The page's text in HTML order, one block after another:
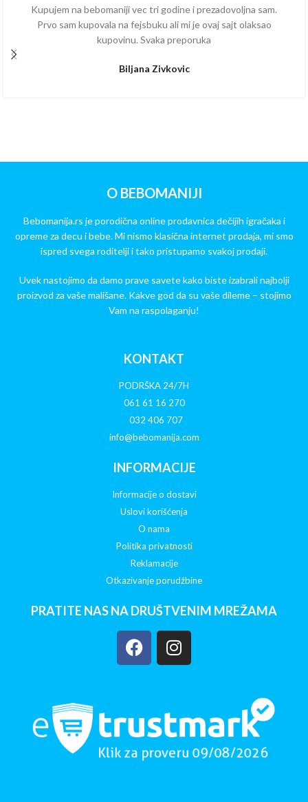
Kupujem na bebomaniji vec tri godine i prezadovoljna sam.
Prvo sam kupovala na fejsbuku ali mi je ovaj sajt olaksao
kupovinu. Svaka preporuka
Biljana Zivkovic
O BEBOMANIJI
Bebomanija.rs je porodična online prodavnica dečijih igračaka i
opreme za decu i bebe. Mi nismo klasična internet prodaja, mi smo
ispred svega roditelji i tako pristupamo svakoj prodaji.
Uvek nastojimo da damo prave savete kako biste izabrali najbolji
proizvod za vaše mališane. Kakve god da su vaše dileme – stojimo
Vam na raspolaganju!
KONTAKT
PODRŠKA 24/7H
061 61 16 270
032 406 707
info@bebomanija.com
INFORMACIJE
Informacije o dostavi
Uslovi korišćenja
O nama
Politika privatnosti
Reklamacije
Otkazivanje porudžbine
PRATITE NAS NA DRUŠTVENIM MREŽAMA